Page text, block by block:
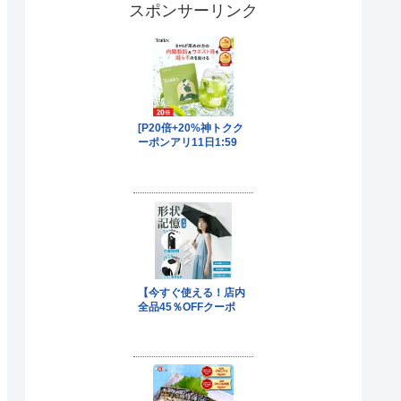
スポンサーリンク